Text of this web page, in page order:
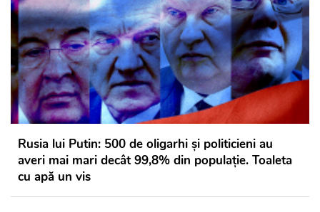
Rusia lui Putin: 500 de oligarhi şi politicieni au
averi mai mari decât 99,8% din populaţie. Toaleta
cu apă un vis